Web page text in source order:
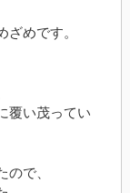
めです。
覆い茂ってい
で、